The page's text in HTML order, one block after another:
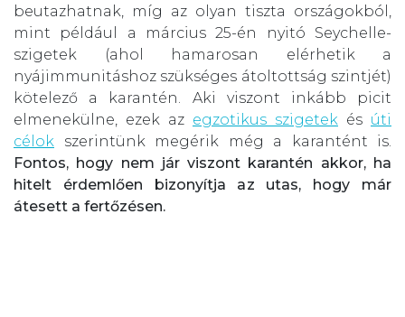
beutazhatnak, míg az olyan tiszta országokból,
mint például a március 25-én nyitó Seychelle-
szigetek (ahol hamarosan elérhetik a
nyájimmunitáshoz szükséges átoltottság szintjét)
kötelező a karantén. Aki viszont inkább picit
elmenekülne, ezek az egzotikus szigetek és úti
célok szerintünk megérik még a karantént is.
Fontos, hogy nem jár viszont karantén akkor, ha
hitelt érdemlően bizonyítja az utas, hogy már
átesett a fertőzésen.